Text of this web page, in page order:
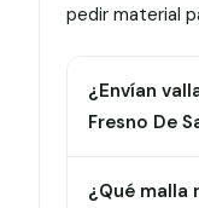
pedir material
¿Envían
Fresno De
¿Qué malla